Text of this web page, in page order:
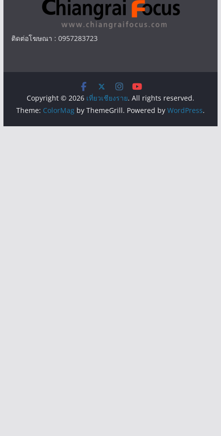
ติดต่อโฆษณา : 0957283723
Copyright © 2026 เที่ยวเชียงราย. All rights reserved.
Theme: ColorMagby ThemeGrill. Powered by WordPress.